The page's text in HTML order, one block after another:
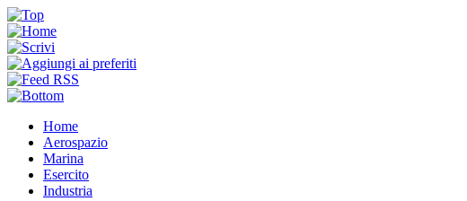
Home
Aerospazio
Marina
Esercito
Industria